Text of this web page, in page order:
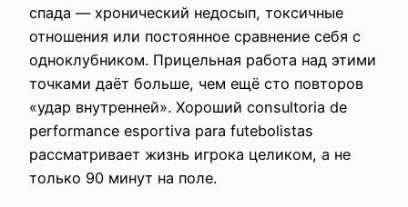
спада — хронический недосып, токсичные
отношения или постоянное сравнение себя с
одноклубником. Прицельная работа над этими
точками даёт больше, чем ещё сто повторов
«удар внутренней». Хороший consultoria de
performance esportiva para futebolistas
рассматривает жизнь игрока целиком, а не
только 90 минут на поле.